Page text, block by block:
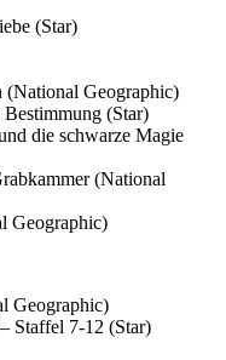
(Star)
Geographic)
(Star)
die schwarze Magie
(National
Geographic)
Geographic)
Staffel 7-12 (Star)